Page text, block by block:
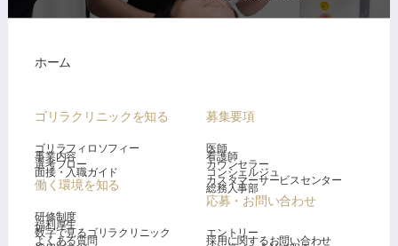
ホーム
ゴリラクリニックを知る
ゴリラフィロソフィー
事業内容
選考フロー
面接・入職ガイド
働く環境を知る
研修制度
福利厚生
数字で見るゴリラクリニック
よくある質問
募集要項
医師
看護師
カウンセラー
コンシェルジュ
カスタマーサービスセンター
総務人事部
応募・お問い合わせ
エントリー
採用に関するお問い合わせ